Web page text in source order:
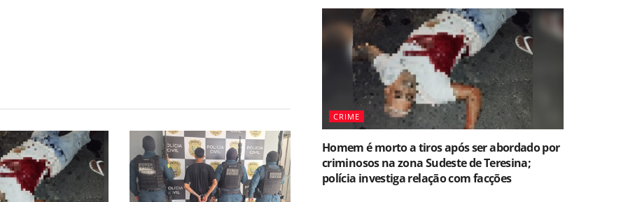
CRIME
Homem é morto a tiros após ser abordado por
criminosos na zona Sudeste de Teresina;
polícia investiga relação com facções